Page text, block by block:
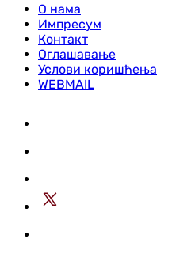
О нама
Импресум
Контакт
Оглашавање
Услови коришћења
WEBMAIL